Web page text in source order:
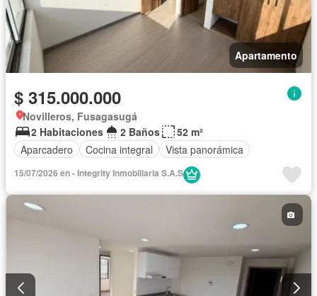
Apartamento
$ 315.000.000
Novilleros, Fusagasugá
2 Habitaciones
2 Baños
52 m²
Aparcadero
Cocina integral Vista panorámica
15/07/2026 en - Integrity Inmobiliaria S.A.S